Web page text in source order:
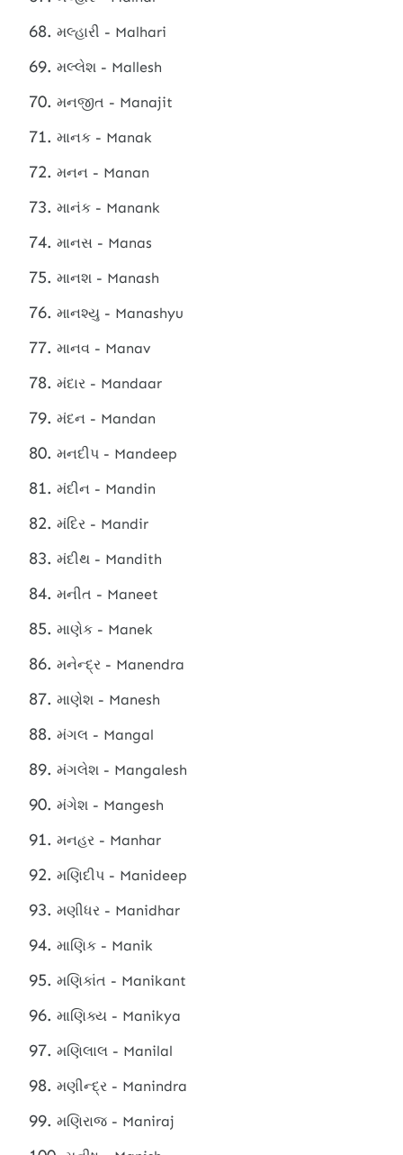
મલ્હારી - Malhari
મલ્લેશ - Mallesh
મનજીત - Manajit
માનક - Manak
મનન - Manan
માનંક - Manank
માનસ - Manas
માનશ - Manash
માનશ્યુ - Manashyu
માનવ - Manav
મંદાર - Mandaar
મંદન - Mandan
મનદીપ - Mandeep
મંદીન - Mandin
મંદિર - Mandir
મંદીથ - Mandith
મનીત - Maneet
માણેક - Manek
મનેન્દ્ર - Manendra
માણેશ - Manesh
મંગલ - Mangal
મંગલેશ - Mangalesh
મંગેશ - Mangesh
મનહર - Manhar
મણિદીપ - Manideep
મણીધર - Manidhar
માણિક - Manik
મણિકાંત - Manikant
માણિક્ય - Manikya
મણિલાલ - Manilal
મણીન્દ્ર - Manindra
મણિરાજ - Maniraj